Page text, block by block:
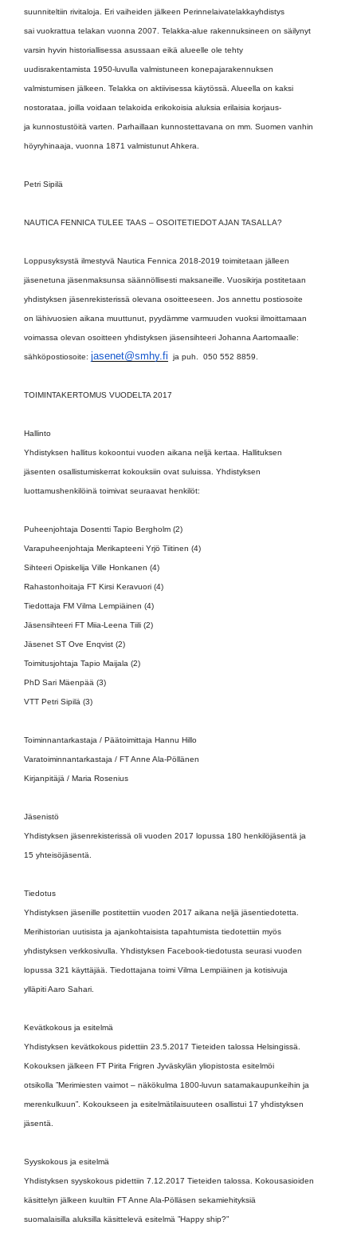
suunniteltiin rivitaloja. Eri vaiheiden jälkeen Perinnelaivatelakkayhdistys
sai vuokrattua telakan vuonna 2007. Telakka-alue rakennuksineen on säilynyt
varsin hyvin historiallisessa asussaan eikä alueelle ole tehty
uudisrakentamista 1950-luvulla valmistuneen konepajarakennuksen
valmistumisen jälkeen. Telakka on aktiivisessa käytössä. Alueella on kaksi
nostorataa, joilla voidaan telakoida erikokoisia aluksia erilaisia korjaus-
ja kunnostustöitä varten. Parhaillaan kunnostettavana on mm. Suomen vanhin
höyryhinaaja, vuonna 1871 valmistunut Ahkera.
Petri Sipilä
NAUTICA FENNICA TULEE TAAS – OSOITETIEDOT AJAN TASALLA?
Loppusyksystä ilmestyvä Nautica Fennica 2018-2019 toimitetaan jälleen
jäsenetuna jäsenmaksunsa säännöllisesti maksaneille. Vuosikirja postitetaan
yhdistyksen jäsenrekisterissä olevana osoitteeseen. Jos annettu postiosoite
on lähivuosien aikana muuttunut, pyydämme varmuuden vuoksi ilmoittamaan
voimassa olevan osoitteen yhdistyksen jäsensihteeri Johanna Aartomaalle:
sähköpostiosoite: jasenet@smhy.fi ja puh. 050 552 8859.
TOIMINTAKERTOMUS VUODELTA 2017
Hallinto
Yhdistyksen hallitus kokoontui vuoden aikana neljä kertaa. Hallituksen
jäsenten osallistumiskerrat kokouksiin ovat suluissa. Yhdistyksen
luottamushenkilöinä toimivat seuraavat henkilöt:
Puheenjohtaja Dosentti Tapio Bergholm (2)
Varapuheenjohtaja Merikapteeni Yrjö Tiitinen (4)
Sihteeri Opiskelija Ville Honkanen (4)
Rahastonhoitaja FT Kirsi Keravuori (4)
Tiedottaja FM Vilma Lempiäinen (4)
Jäsensihteeri FT Miia-Leena Tiili (2)
Jäsenet ST Ove Enqvist (2)
Toimitusjohtaja Tapio Maijala (2)
PhD Sari Mäenpää (3)
VTT Petri Sipilä (3)
Toiminnantarkastaja / Päätoimittaja Hannu Hillo
Varatoiminnantarkastaja / FT Anne Ala-Pöllänen
Kirjanpitäjä / Maria Rosenius
Jäsenistö
Yhdistyksen jäsenrekisterissä oli vuoden 2017 lopussa 180 henkilöjäsentä ja
15 yhteisöjäsentä.
Tiedotus
Yhdistyksen jäsenille postitettiin vuoden 2017 aikana neljä jäsentiedotetta.
Merihistorian uutisista ja ajankohtaisista tapahtumista tiedotettiin myös
yhdistyksen verkkosivulla. Yhdistyksen Facebook-tiedotusta seurasi vuoden
lopussa 321 käyttäjää. Tiedottajana toimi Vilma Lempiäinen ja kotisivuja
ylläpiti Aaro Sahari.
Kevätkokous ja esitelmä
Yhdistyksen kevätkokous pidettiin 23.5.2017 Tieteiden talossa Helsingissä.
Kokouksen jälkeen FT Pirita Frigren Jyväskylän yliopistosta esitelmöi
otsikolla ”Merimiesten vaimot – näkökulma 1800-luvun satamakaupunkeihin ja
merenkulkuun”. Kokoukseen ja esitelmätilaisuuteen osallistui 17 yhdistyksen
jäsentä.
Syyskokous ja esitelmä
Yhdistyksen syyskokous pidettiin 7.12.2017 Tieteiden talossa. Kokousasioiden
käsittelyn jälkeen kuultiin FT Anne Ala-Pölläsen sekamiehityksiä
suomalaisilla aluksilla käsittelevä esitelmä ”Happy ship?”